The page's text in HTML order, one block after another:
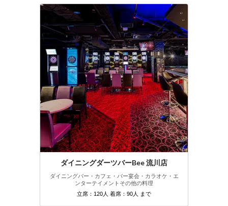
ダイニングダーツバーBee 流川店
ダイニングバー・カフェ・バー宴会・カラオケ・エ
ンターテイメント その他の料理
立席：120人 着席：90人 まで